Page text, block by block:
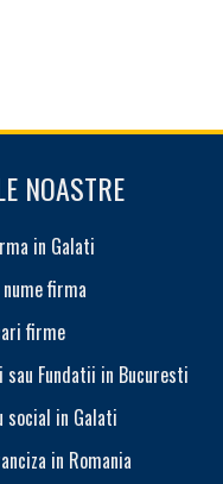
NOASTRE
in Galati
firma
firme
Infiintarea unei Asociatii sau Fundatii in Bucuresti
social in Galati
in Romania